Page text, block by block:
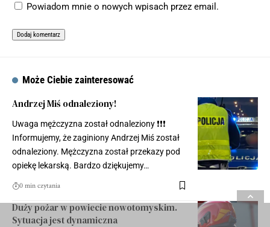
Powiadom mnie o nowych wpisach przez email.
Może Ciebie zainteresować
Andrzej Miś odnaleziony!
Uwaga mężczyzna został odnaleziony ❗️❗️❗️
Informujemy, że zaginiony Andrzej Miś został
odnaleziony. Mężczyzna został przekazy pod
opiekę lekarską. Bardzo dziękujemy…
0 min czytania
Duży pożar w powiecie nowotomyskim.
Sytuacja jest dynamiczna